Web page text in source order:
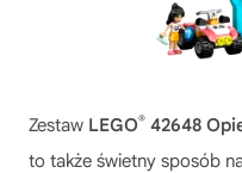
Zestaw LEGO® 42648
to także świetny sposób